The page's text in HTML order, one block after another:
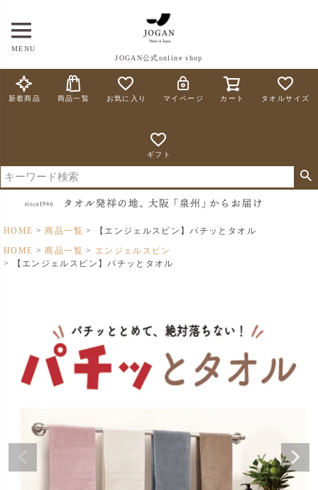
MENU
JOGAN公式online shop
新着商品 商品一覧 お気に入り マイページ カート タオルサイズ
ギフト
HOME 商品一覧
【エンジェルスピン】パチッとタオル
HOME
商品一覧
エンジェルスピン
【エンジェルスピン】パチッとタオル